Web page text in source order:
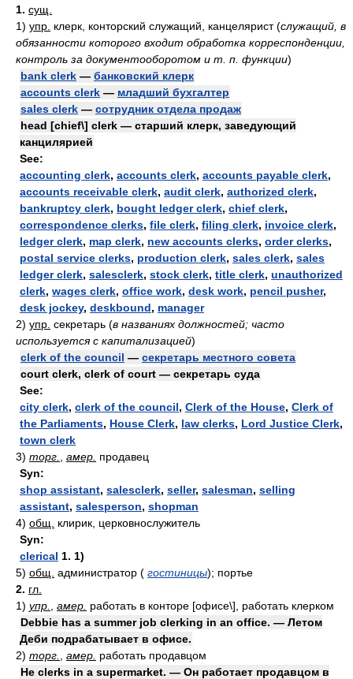
1. сущ.
1) упр. клерк, конторский служащий, канцелярист(служащий, в
обязанности которого входит обработка корреспонденции,
контроль за документооборотом и т. п. функции)
bank clerk — банковский клерк
accounts clerk — младший бухгалтер
sales clerk — сотрудник отдела продаж
head [chief\] clerk — старший клерк, заведующий
канцилярией
See:
accounting clerk, accounts clerk, accounts payable clerk,
accounts receivable clerk, audit clerk, authorized clerk,
bankruptcy clerk, bought ledger clerk, chief clerk,
correspondence clerks, file clerk, filing clerk, invoice clerk,
ledger clerk, map clerk, new accounts clerks, order clerks,
postal service clerks, production clerk, sales clerk, sales
ledger clerk, salesclerk, stock clerk, title clerk, unauthorized
clerk, wages clerk, office work, desk work, pencil pusher,
desk jockey, deskbound, manager
2) упр. секретарь (в названиях должностей; часто
используется с капитализацией)
clerk of the council — секретарь местного совета
court clerk, clerk of court — секретарь суда
See:
city clerk, clerk of the council, Clerk of the House, Clerk of
the Parliaments, House Clerk, law clerks, Lord Justice Clerk,
town clerk
3) торг. амер. продавец
Syn:
shop assistant, salesclerk, seller, salesman, selling
assistant, salesperson, shopman
4) общ.
клирик, церковнослужитель
Syn:
clerical 1. 1)
5) общ. администратор ( гостиницы); портье
2. гл.
1) упр. амер. работать в конторе [офисе\], работать клерком
Debbie has a summer job clerking in an office. — Летом
Деби подрабатывает в офисе.
2) торг. амер. работать продавцом
He clerks in a supermarket. — Он работает продавцом в